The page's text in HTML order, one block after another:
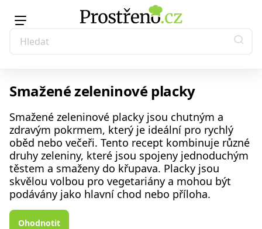
Smažené zeleninové placky
Smažené zeleninové placky jsou chutným a
zdravým pokrmem, který je ideální pro rychlý
oběd nebo večeři. Tento recept kombinuje různé
druhy zeleniny, které jsou spojeny jednoduchým
těstem a smaženy do křupava. Placky jsou
skvělou volbou pro vegetariány a mohou být
podávány jako hlavní chod nebo příloha.
Ohodnotit